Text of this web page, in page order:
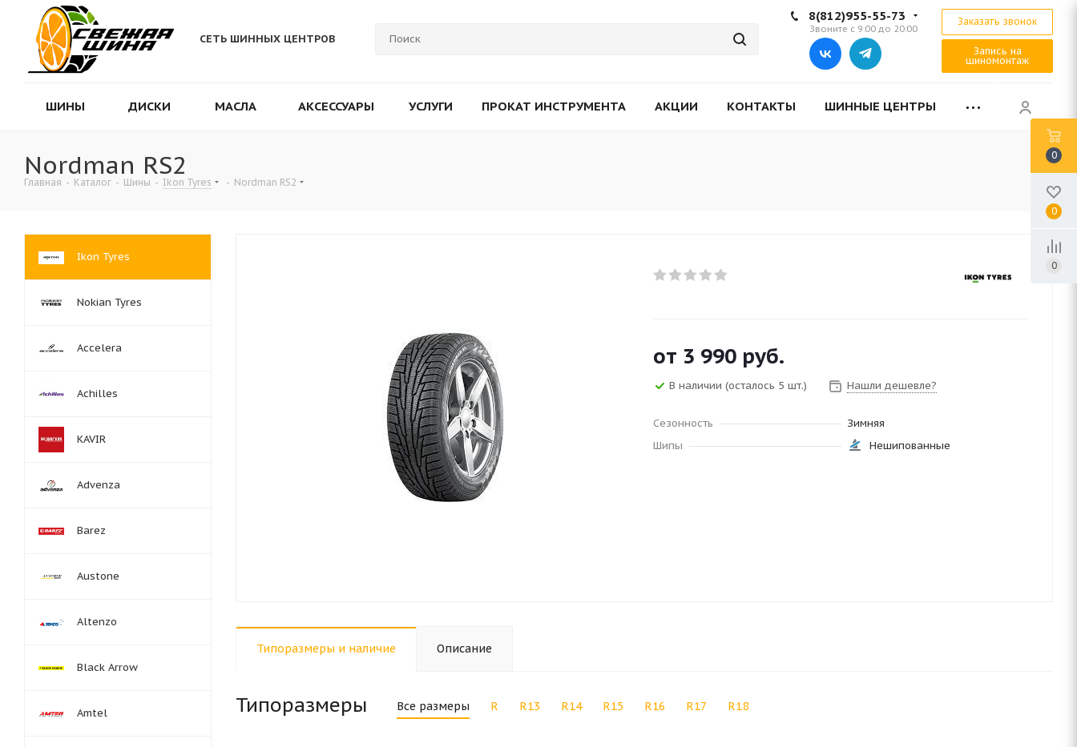
СЕТЬ ШИННЫХ ЦЕНТРОВ
8(812)955-55-73
Звоните с 9:00 до 20:00
Заказать звонок
Запись на
шиномонтаж
ШИНЫ ДИСКИ МАСЛА АКСЕССУАРЫ УСЛУГИ ПРОКАТ ИНСТРУМЕНТА АКЦИИ КОНТАКТЫ ШИННЫЕ ЦЕНТРЫ
Nordman RS2
Главная - Каталог - Шины - Ikon Tyres - Nordman RS2
от 3 990 руб.
В наличии (осталось 5 шт.) Нашли дешевле?
Сезонность
Зимняя
Шипы
Нешипованные
Типоразмеры и наличие Описание
Типоразмеры Все размеры R R13 R14 R15 R16 R17 R18
Ikon Tyres
Nokian Tyres
Accelera
Achilles
KAVIR
Advenza
Barez
Austone
Altenzo
Black Arrow
Amtel
0
0
0